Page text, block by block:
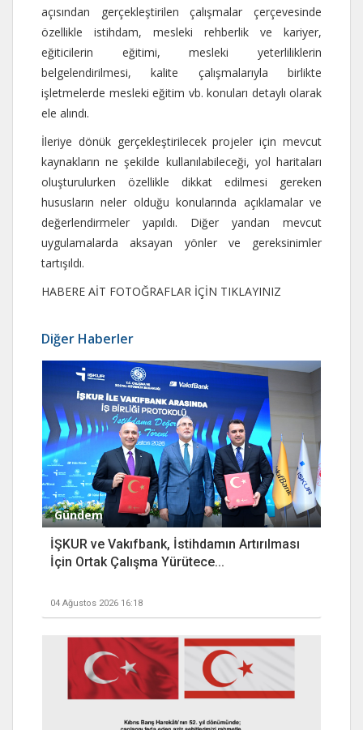
açısından gerçekleştirilen çalışmalar çerçevesinde
özellikle istihdam, mesleki rehberlik ve kariyer,
eğiticilerin eğitimi, mesleki yeterliliklerin
belgelendirilmesi, kalite çalışmalarıyla birlikte
işletmelerde mesleki eğitim vb. konuları detaylı olarak
ele alındı.
İleriye dönük gerçekleştirilecek projeler için mevcut
kaynakların ne şekilde kullanılabileceği, yol haritaları
oluşturulurken özellikle dikkat edilmesi gereken
hususların neler olduğu konularında açıklamalar ve
değerlendirmeler yapıldı. Diğer yandan mevcut
uygulamalarda aksayan yönler ve gereksinimler
tartışıldı.
HABERE AİT FOTOĞRAFLAR İÇİN TIKLAYINIZ
Diğer Haberler
Gündem
İŞKUR ve Vakıfbank, İstihdamın Artırılması
İçin Ortak Çalışma Yürütece...
04 Ağustos 2026 16:18